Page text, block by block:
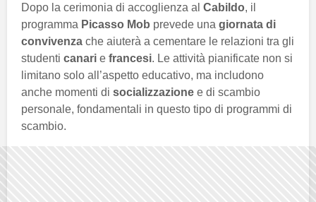
Dopo la cerimonia di accoglienza al Cabildo, il
programma Picasso Mob prevede una giornata di
convivenza che aiuterà a cementare le relazioni tra gli
studenti canari e francesi. Le attività pianificate non si
limitano solo all’aspetto educativo, ma includono
anche momenti di socializzazione e di scambio
personale, fondamentali in questo tipo di programmi di
scambio.